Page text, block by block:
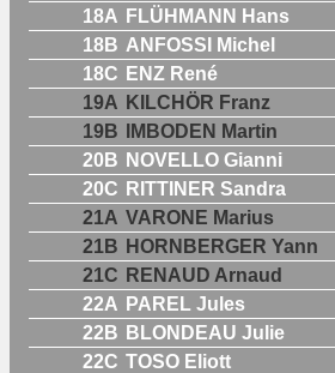
18A FLÜHMANN Hans
18B ANFOSSI Michel
18C ENZ René
19A KILCHÖR Franz
19B
IMBODEN Martin
20B NOVELLO Gianni
20C RITTINER Sandra
21A VARONE Marius
21B HORNBERGER Yann
21C RENAUD Arnaud
22A PAREL Jules
22B BLONDEAU Julie
22C TOSO Eliott